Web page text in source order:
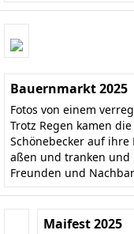
Bauernmarkt 2025
Fotos von einem
Trotz Regen kamen
Schönebecker auf
aßen und tranken
Freunden und
Maifest 2025